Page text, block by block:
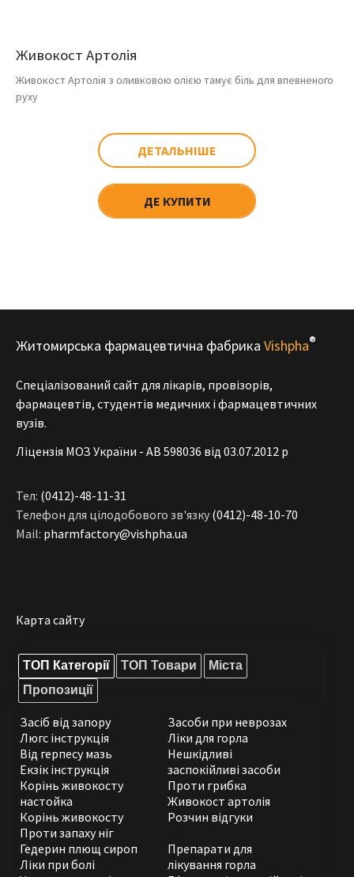
Живокост Артолія
Живокост Артолія з оливковою олією тамує біль для впевненого
руху
ДЕТАЛЬНІШЕ
ДЕ КУПИТИ
Житомирська фармацевтична фабрика Vishpha®
Спеціалізований сайт для лікарів, провізорів,
фармацевтів, студентів медичних і фармацевтичних
вузів.
Ліцензія МОЗ України - АВ 598036 від 03.07.2012 р
Тел: (0412)-48-11-31
Телефон для цілодобового зв'язку (0412)-48-10-70
Mail: pharmfactory@vishpha.ua
Карта сайту
ТОП Категорії ТОП Товари
Міста
Пропозиції
Засіб від запору
Люгс інструкція
Від герпесу мазь
Екзік інструкція
Корінь живокосту
настойка
Корінь живокосту
Проти запаху ніг
Засоби при неврозах
Ліки для горла
Нешкідливі
заспокійливі засоби
Проти грибка
Живокост артолія
Розчин відгуки
Гедерин плющ сироп
Ліки при болі
Препарати для
лікування горла